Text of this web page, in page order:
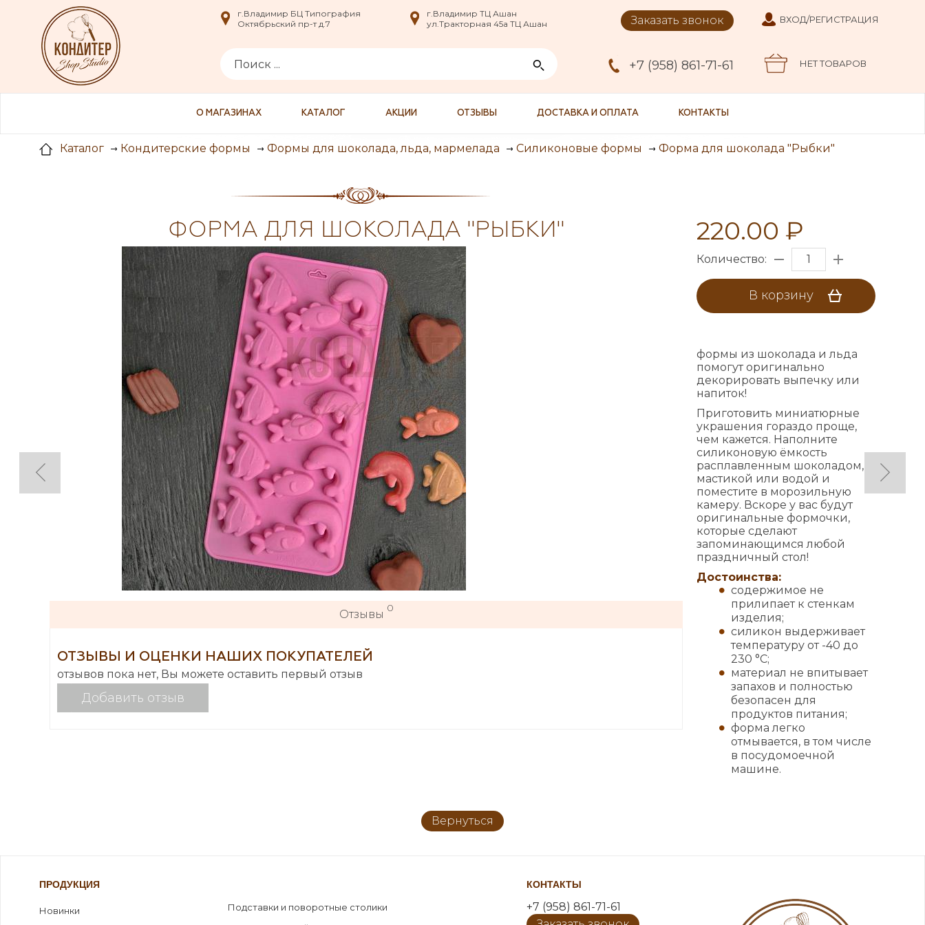
info@XXX.ru
г.Владимир БЦ Типография
Октябрьский пр-т д.7
г.Владимир ТЦ Ашан
ул.Тракторная 45а ТЦ Ашан
+7 (958) 861-71-61
г.Владимир БЦ Типография
Октябрьский пр-т д.7
г.Владимир ТЦ Ашан
ул.Тракторная 45а ТЦ Ашан
Заказать звонок
НЕТ ТОВАРОВ
ВХОД/РЕГИСТРАЦИЯ
О МАГАЗИНАХ КАТАЛОГ АКЦИИ ОТЗЫВЫ ДОСТАВКА И ОПЛАТА КОНТАКТЫ
Каталог Кондитерские формы Формы для шоколада, льда, мармелада Силиконовые формы Форма для шоколада "Рыбки"
ФОРМА ДЛЯ ШОКОЛАДА "РЫБКИ" 220.00 ₽
Количество:
В корзину
формы из шоколада и льда
помогут оригинально
декорировать выпечку или
напиток!
Приготовить миниатюрные
украшения гораздо проще,
чем кажется. Наполните
силиконовую ёмкость
расплавленным шоколадом,
мастикой или водой и
поместите в морозильную
камеру. Вскоре у вас будут
оригинальные формочки,
которые сделают
запоминающимся любой
праздничный стол!
Достоинства:
содержимое не
прилипает к стенкам
изделия;
силикон выдерживает
температуру от -40 до
230 °С;
материал не впитывает
запахов и полностью
безопасен для
продуктов питания;
форма легко
отмывается, в том числе
в посудомоечной
машине.
Отзывы 0
ОТЗЫВЫ И ОЦЕНКИ НАШИХ ПОКУПАТЕЛЕЙ
отзывов пока нет, Вы можете оставить первый отзыв
Добавить отзыв
Вернуться
ПРОДУКЦИЯ
Новинки
Подставки и поворотные столики
КОНТАКТЫ
+7 (958) 861-71-61